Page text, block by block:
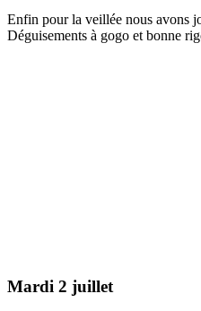
Enfin pour la veillée nous avons
Déguisements à gogo et bonne
Mardi 2 juillet